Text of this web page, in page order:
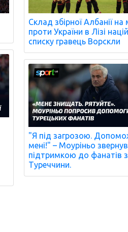
Склад збірної Албанії на
проти України в Лізі
списку гравець Ворскли
"Я під загрозою.
мені!" – Моуріньо
підтримкою до фанатів з
Туреччини.